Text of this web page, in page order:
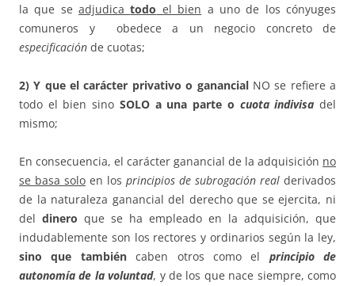
la que seadjudicatodo el bien a uno de los cónyuges
comuneros y obedece a un negocio concreto de
especificación de cuotas;
2) Y que el carácter privativo o ganancial NO se refiere a
todo el bien sino SOLO a una parte o cuota indivisa del
mismo;
En consecuencia, el carácter ganancial de la adquisición no
se basa solo en los principios de subrogación real derivados
de la naturaleza ganancial del derecho que se ejercita, ni
del dinero que se ha empleado en la adquisición, que
indudablemente son los rectores y ordinarios según la ley,
sino que tambiéncaben otros como el principio de
autonomía de la voluntad, y de los que nace siempre, como